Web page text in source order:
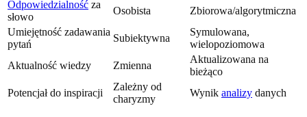
Odpowiedzialność za
słowo
Osobista
Zbiorowa/algorytmiczna
Umiejętność zadawania
pytań
Subiektywna
Symulowana,
wielopoziomowa
Aktualność wiedzy
Zmienna
Aktualizowana na
bieżąco
Potencjał do inspiracji
Zależny od
charyzmy
Wynik analizy danych